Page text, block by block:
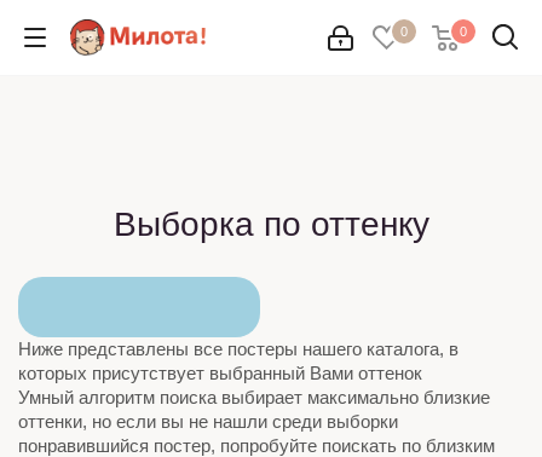
0 0
Выборка по оттенку
Ниже представлены все постеры нашего каталога, в
которых присутствует выбранный Вами оттенок
Умный алгоритм поиска выбирает максимально близкие
оттенки, но если вы не нашли среди выборки
понравившийся постер, попробуйте поискать по близким